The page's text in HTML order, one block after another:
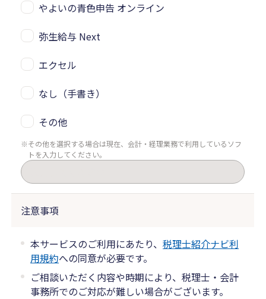
やよいの青色申告 オンライン
弥生給与 Next
エクセル
なし（手書き）
その他
その他を選択する場合は現在、会計・経理業務で利用しているソフ
トを入力してください。
注意事項
本サービスのご利用にあたり、税理士紹介ナビ利
用規約への同意が必要です。
ご相談いただく内容や時期により、税理士・会計
事務所でのご対応が難しい場合がございます。